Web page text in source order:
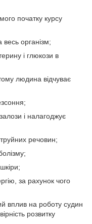
початку курсу
організм;
і глюкози в
людина відчуває
і налагоджує
речовин;
за рахунок чого
вплив на роботу судин
розвитку